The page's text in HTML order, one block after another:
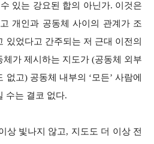
있는 강요된 합의 아닌가. 이것은
개인과 공동체 사이의 관계가 조
있었다고 간주되는 저 근대 이전의
가 제시하는 지도가 (공동체 외부
고) 공동체 내부의 ‘모든’ 사람에
수는 결코 없다.
상 빛나지 않고, 지도도 더 이상 전